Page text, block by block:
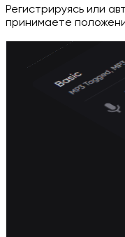
Регистрируясь или
принимаете